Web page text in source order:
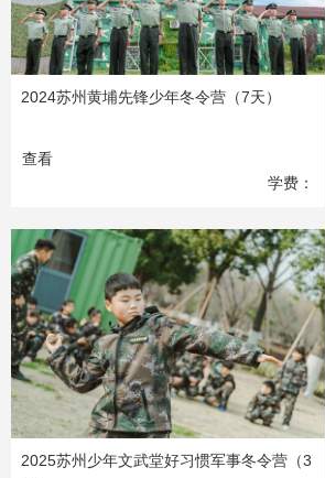
2024苏州黄埔先锋少年冬令营（7天）
学费：
3580元
查看
2025苏州少年文武堂好习惯军事冬令营（3